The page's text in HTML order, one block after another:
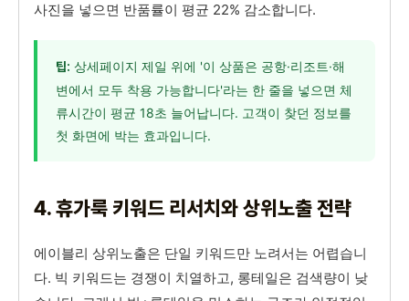
사진을 넣으면 반품률이 평균 22% 감소합니다.
팁: 상세페이지 제일 위에 '이 상품은 공항·리조트·해
변에서 모두 착용 가능합니다'라는 한 줄을 넣으면 체
류시간이 평균 18초 늘어납니다. 고객이 찾던 정보를
첫 화면에 박는 효과입니다.
4. 휴가룩 키워드 리서치와 상위노출 전략
에이블리 상위노출은 단일 키워드만 노려서는 어렵습니
다. 빅 키워드는 경쟁이 치열하고, 롱테일은 검색량이 낮